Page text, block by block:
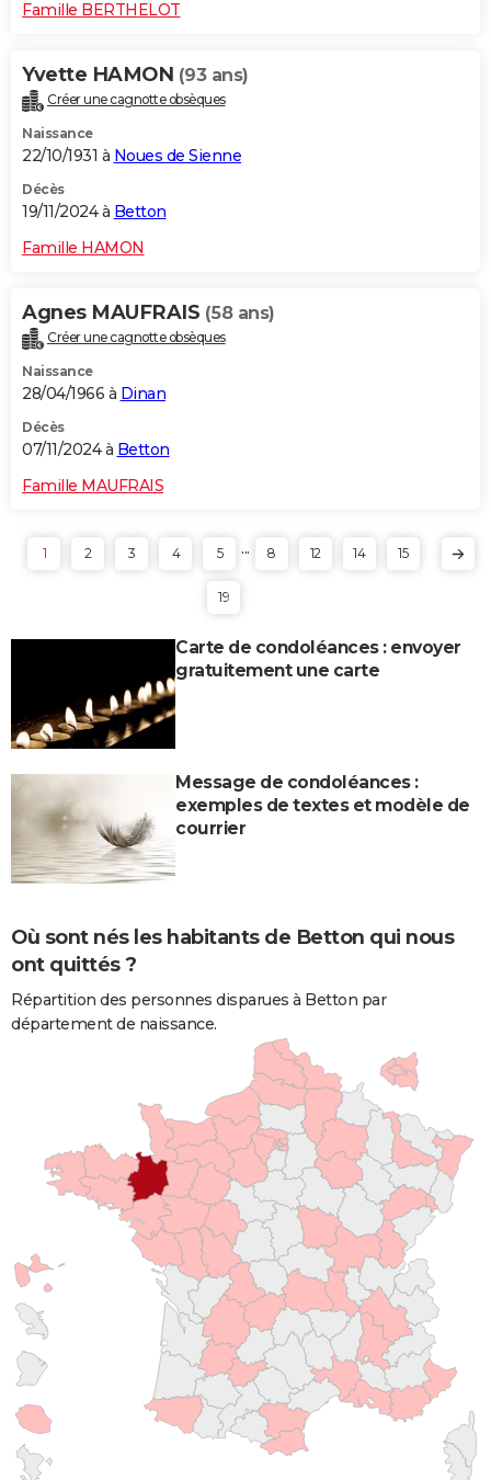
Famille BERTHELOT
Yvette HAMON (93 ans)
Créer une cagnotte obsèques
Naissance
22/10/1931 à Noues de Sienne
Décès
19/11/2024 à Betton
Famille HAMON
Agnes MAUFRAIS (58 ans)
Créer une cagnotte obsèques
Naissance
28/04/1966 à Dinan
Décès
07/11/2024 à Betton
Famille MAUFRAIS
1 2 3 4 5 ... 8 12 14 15
19
Carte de condoléances : envoyer
gratuitement une carte
Message de condoléances :
exemples de textes et modèle de
courrier
Où sont nés les habitants de Betton qui nous
ont quittés ?
Répartition des personnes disparues à Betton par
département de naissance.